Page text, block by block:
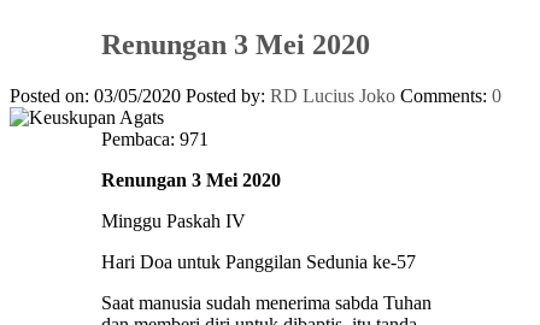
Renungan 3 Mei 2020
Posted on: 03/05/2020 Posted by: RD Lucius Joko Comments: 0
Pembaca: 971
Renungan 3 Mei 2020
Minggu Paskah IV
Hari Doa untuk Panggilan Sedunia ke-57
Saat manusia sudah menerima sabda Tuhan